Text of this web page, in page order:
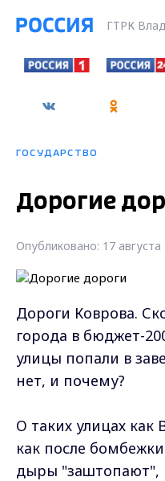
ГТРК
ГОСУДАРСТВО
Дорогие
Опубликовано: 17 августа
Дороги Коврова.
города в бюджет-
улицы попали в
нет, и почему?
О таких улицах как
как после
дыры "заштопают",